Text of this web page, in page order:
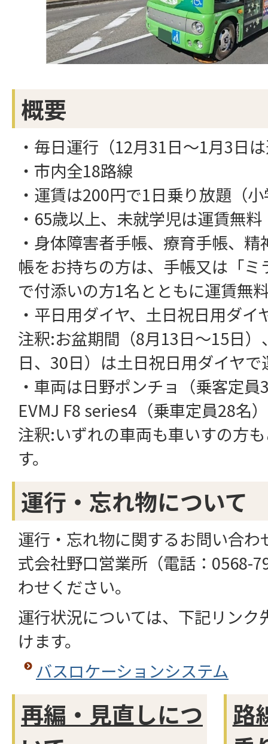
概要
・毎日運行（12月31日～1月3日
・市内全18路線
・運賃は200円で1日乗り放題（
・65歳以上、未就学児は運賃無料
・身体障害者手帳、療育手帳、
帳をお持ちの方は、手帳又は「
で付添いの方1名とともに運賃無
・平日用ダイヤ、土日祝日用ダ
注釈:お盆期間（8月13日～15日
日、30日）は土日祝日用ダイヤで
・車両は日野ポンチョ（乗客定
EVMJ F8 series4（乗車定員28名）
注釈:いずれの車両も車いすの方
す。
運行・忘れ物について
運行・忘れ物に関するお問い合
式会社野口営業所（電話：0568-
わせください。
運行状況については、下記リンク
けます。
バスロケーションシステム
再編・見直しにつ
路